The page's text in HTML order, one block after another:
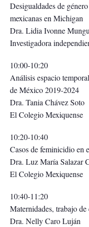
Desigualdades de
mexicanas en Michigan
Dra. Lidia Ivonne
Investigadora
10:00-10:20
Análisis espacio
de México 2019-2024
Dra. Tania Chávez Soto
El Colegio Mexiquense
10:20-10:40
Casos de feminicidio en
Dra. Luz María Salazar
El Colegio Mexiquense
10:40-11:20
Maternidades, trabajo
Dra. Nelly Caro Luján